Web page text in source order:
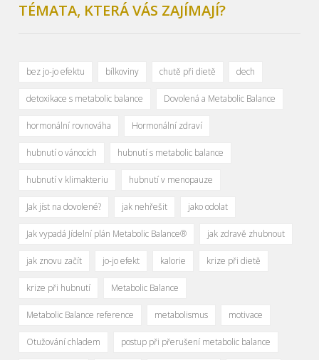
TÉMATA, KTERÁ VÁS ZAJÍMAJÍ?
bez jo-jo efektu bílkoviny chutě při dietě dech
detoxikace s metabolic balance Dovolená a Metabolic Balance
hormonální rovnováha Hormonální zdraví
hubnutí o vánocích hubnutí s metabolic balance
hubnutí v klimakteriu hubnutí v menopauze
Jak jíst na dovolené? jak nehřešit jako odolat
Jak vypadá Jídelní plán Metabolic Balance® jak zdravě zhubnout
jak znovu začít jo-jo efekt kalorie krize při dietě
krize při hubnutí Metabolic Balance
Metabolic Balance reference metabolismus motivace
Otužování chladem postup při přerušení metabolic balance